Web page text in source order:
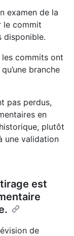
examen de la
le commit
disponible.
commits ont
branche
pas perdus,
en
plutôt
une validation
est
de